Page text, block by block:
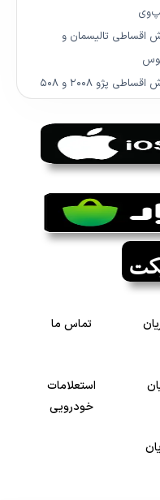
اقساطی تالیسمان و
پژو ۲۰۰۸ و ۵۰۸
تماس ما
استعلامات
خودرویی